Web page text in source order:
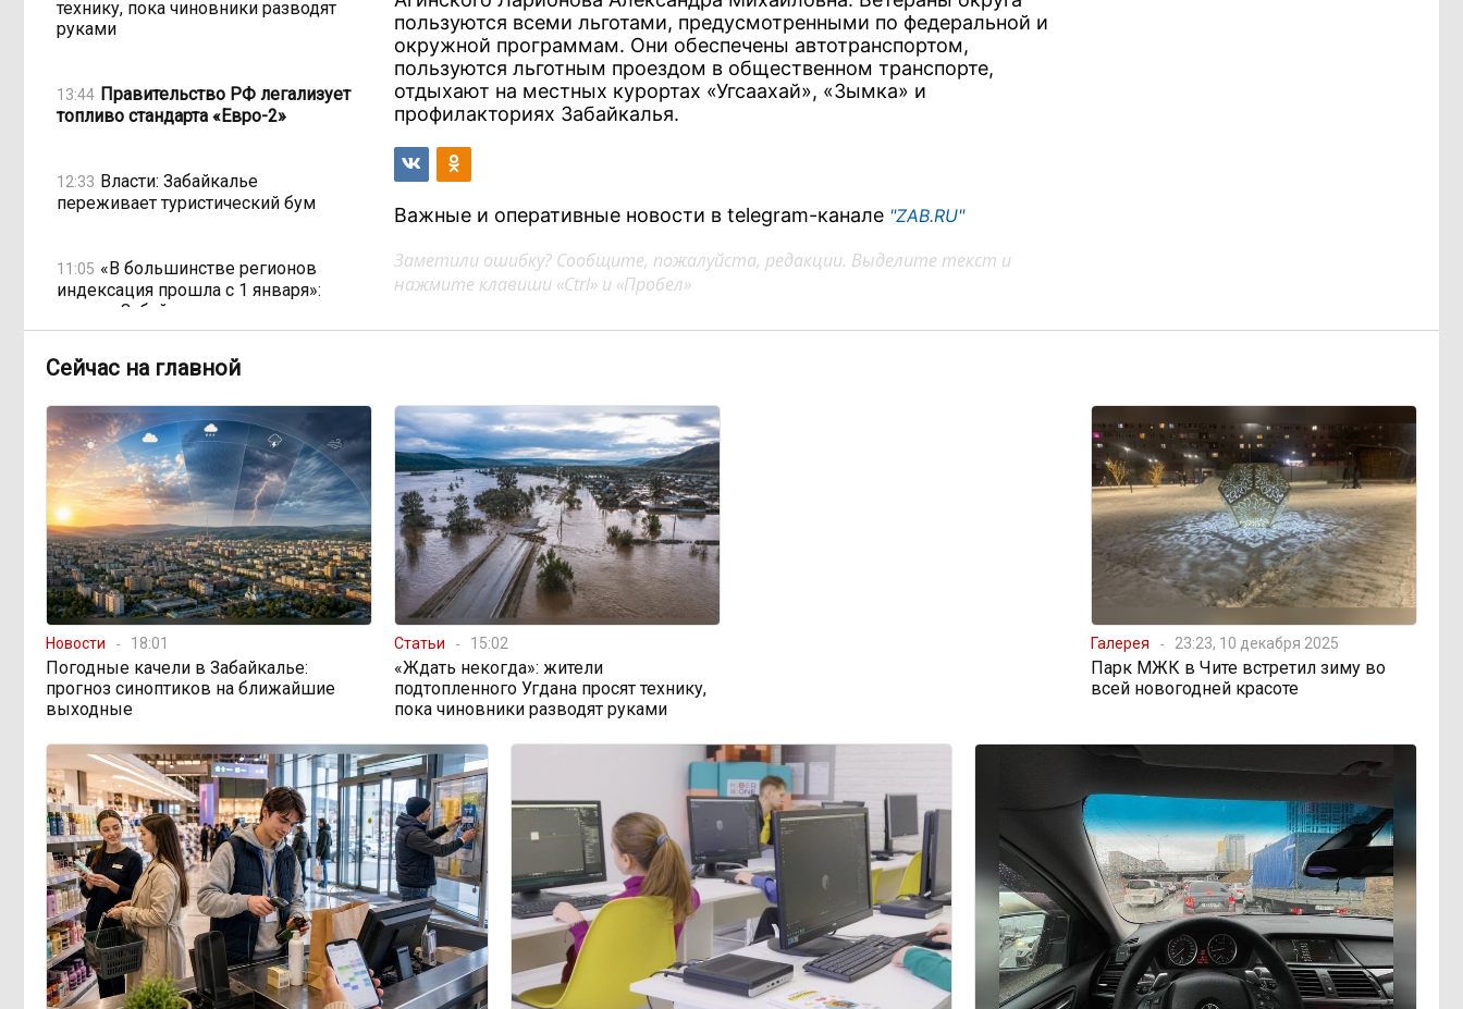
технику, пока чиновники разводят
руками
13:44 Правительство РФ легализует
топливо стандарта «Евро-2»
12:33 Власти: Забайкалье
переживает туристический бум
11:05 «В большинстве регионов
индексация прошла с 1 января»:
почему Забайкалье задержало
повышение зарплат бюджетникам
подрядчик и чиновник попали под
уголовные дела
08:38 598 миллионов улетели в Омск:
как Забайкалье провалило «Чистый
воздух»
08:15 Депутат Госдумы объяснил
«неполноценность» женщин
библейским сюжетом
08:10 Прокуратура начала проверку
из-за раскопок ТГК-14
19:02, Вчера Когда ждать денег?
Забайкалье — в списке регионов,
где бюджетники могут остаться без
выплат
17:30, Вчера «Их масштаб может
превысить весь наш опыт»: Осипов
предупреждает о климатической
угрозе на фоне пожаров в Европе
пользуются всеми льготами, предусмотренными по федеральной и
окружной программам. Они обеспечены автотранспортом,
пользуются льготным проездом в общественном транспорте,
отдыхают на местных курортах «Угсаахай», «Зымка» и
профилакториях Забайкалья.
Важные и оперативные новости в telegram-канале "ZAB.RU"
Заметили ошибку? Сообщите, пожалуйста, редакции. Выделите текст и
нажмите клавиши «Ctrl» и «Пробел»
Сейчас на главной
Новости 18:01
Погодные качели в Забайкалье:
прогноз синоптиков на ближайшие
выходные
Статьи 15:02
«Ждать некогда»: жители
подтопленного Угдана просят технику,
пока чиновники разводят руками
Галерея 23:23, 10 декабря 2025
Парк МЖК в Чите встретил зиму во
всей новогодней красоте